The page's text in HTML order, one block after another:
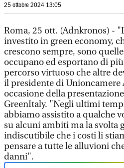
25 ottobre 2024 13:05
Roma, 25 ott. (Adnkronos) -
investito in green economy,
crescono sempre, sono
occupano ed esportano di
percorso virtuoso che altre
il presidente di Unioncamere
occasione della
GreenItaly. "Negli ultimi
abbiamo assistito a qualche
su alcuni ambiti ma la svolta
indiscutibile che i costi li
pensare a tutte le alluvioni
danni".